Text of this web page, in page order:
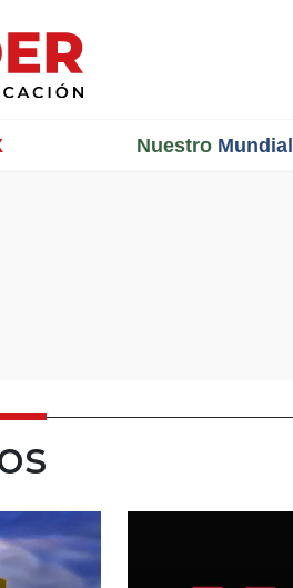
Nuestro Mundial